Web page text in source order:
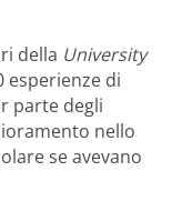
della University
esperienze di
parte degli
nello
se avevano